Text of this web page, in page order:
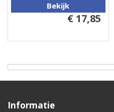
Bekijk
€ 17,85
Informatie